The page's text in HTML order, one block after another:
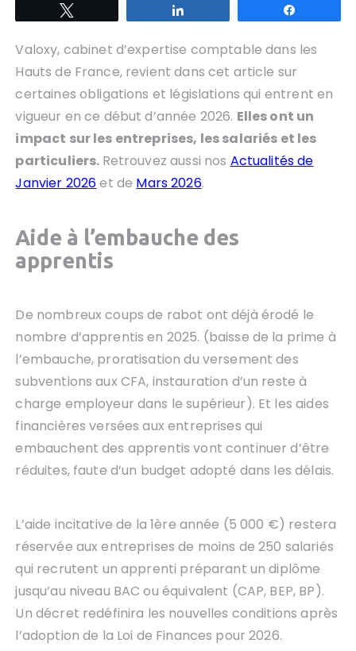
Valoxy, cabinet d’expertise comptable dans les
Hauts de France, revient dans cet article sur
certaines obligations et législations qui entrent en
vigueur en ce début d’année 2026. Elles ont un
impact sur les entreprises, les salariés et les
particuliers. Retrouvez aussi nos Actualités de
Janvier 2026et de Mars 2026.
Aide à l’embauche des
apprentis
De nombreux coups de rabot ont déjà érodé le
nombre d’apprentis en 2025. (baisse de la prime à
l’embauche, proratisation du versement des
subventions aux CFA, instauration d’un reste à
charge employeur dans le supérieur). Et les aides
financières versées aux entreprises qui
embauchent des apprentis vont continuer d’être
réduites, faute d’un budget adopté dans les délais.
L’aide incitative de la 1ère année (5 000 €) restera
réservée aux entreprises de moins de 250 salariés
qui recrutent un apprenti préparant un diplôme
jusqu’au niveau BAC ou équivalent (CAP, BEP, BP).
Un décret redéfinira les nouvelles conditions après
l’adoption de la Loi de Finances pour 2026.